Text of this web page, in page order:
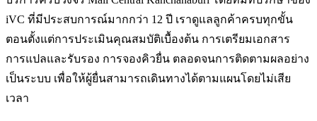
iVC ที่มีประสบการณ์มากกว่า 12 ปี เราดูแลลูกค้าครบทุกขั้น
ตอนตั้งแต่การประเมินคุณสมบัติเบื้องต้น การเตรียมเอกสาร
การแปลและรับรอง การจองคิวยื่น ตลอดจนการติดตามผลอย่าง
เป็นระบบ เพื่อให้ผู้ยื่นสามารถเดินทางได้ตามแผนโดยไม่เสีย
เวลา